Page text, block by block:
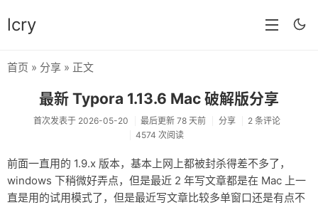
lcry
分享
技术
教程
首页 » 分享 » 正文
最新 Typora 1.13.6 Mac 破解版分享
首次发表于 2026-05-20 最后更新 78 天前 分享
2 条评论
4574 次阅读
前面一直用的 1.9.x 版本，基本上网上都被封杀得差不多了，
windows 下稍微好弄点，但是最近 2 年写文章都是在 Mac 上一
直是用的试用模式了，但是最近写文章比较多单窗口还是有点不